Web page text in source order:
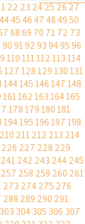
22 23 24252627
44454647484950
6869 70 7172 73
90919293949596
110111112113114
127128129130131
144145146147148
161162163164165
178179180181
194195196197198
210 211212 213 214
226 227 228 229
241242 243 244245
257 258 259 260 261
273 274275 276
288 289 290 291
303 304305 306 307